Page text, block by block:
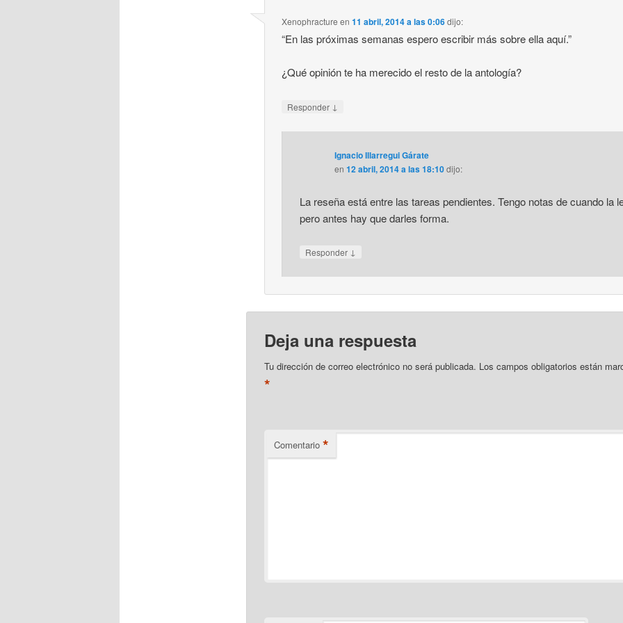
Xenophracture en11 abril, 2014 a las 0:06dijo:
“En las próximas semanas espero escribir más sobre ella aquí.”
¿Qué opinión te ha merecido el resto de la antología?
Responder ↓
Ignacio Illarregui Gárate
en 12 abril, 2014 a las 18:10dijo:
La reseña está entre las tareas pendientes. Tengo notas de cuando la
pero antes hay que darles forma.
Responder ↓
Deja una respuesta
Tu dirección de correo electrónico no será publicada. Los campos obligatorios están
*
Comentario *